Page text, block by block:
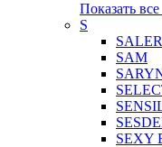
Показать все
S
SAM
SEXY